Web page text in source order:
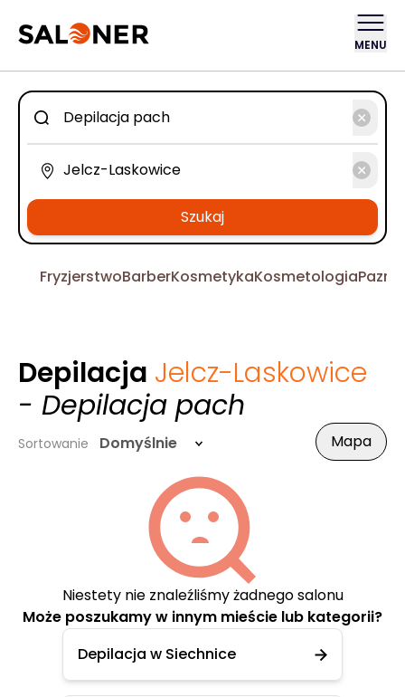
MENU
Szukaj
FryzjerstwoBarberKosmetykaKosmetologia
Depilacja Jelcz-Laskowice
- Depilacja pach
Sortowanie Domyślnie Mapa
Niestety nie znaleźliśmy żadnego salonu
Może poszukamy w innym mieście lub kategorii?
Depilacja w Siechnice